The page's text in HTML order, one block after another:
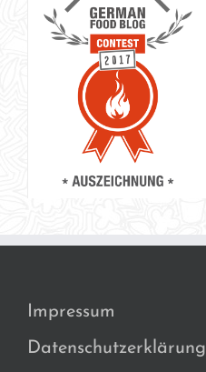
Impressum
Datenschutzerklärung